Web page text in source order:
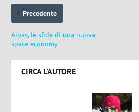
Precedente
Aipas, le sfide di una nuova
space economy
CIRCA L'AUTORE